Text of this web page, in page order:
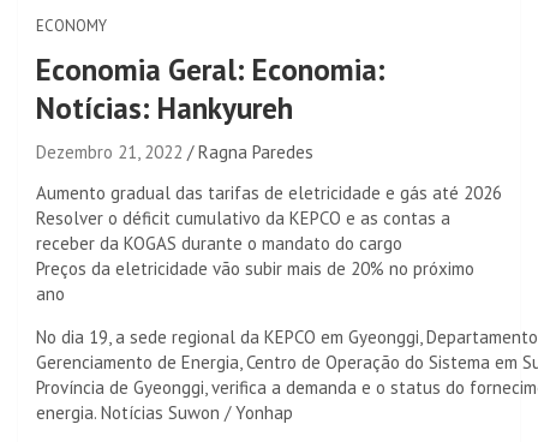
ECONOMY
Economia Geral: Economia:
Notícias: Hankyureh
Dezembro 21, 2022
Ragna Paredes
Aumento gradual das tarifas de eletricidade e gás até 2026
Resolver o déficit cumulativo da KEPCO e as contas a
receber da KOGAS durante o mandato do cargo
Preços da eletricidade vão subir mais de 20% no próximo
ano
No dia 19, a sede regional da KEPCO em Gyeonggi,
Gerenciamento de Energia, Centro de Operação do Sistema em
Província de Gyeonggi, verifica a demanda e o status do
energia. Notícias Suwon / Yonhap